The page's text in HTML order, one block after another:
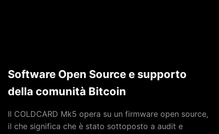
Software Open Source e supporto
della comunità Bitcoin
Il COLDCARD Mk5 opera su un firmware open source,
il che significa che è stato sottoposto a audit e